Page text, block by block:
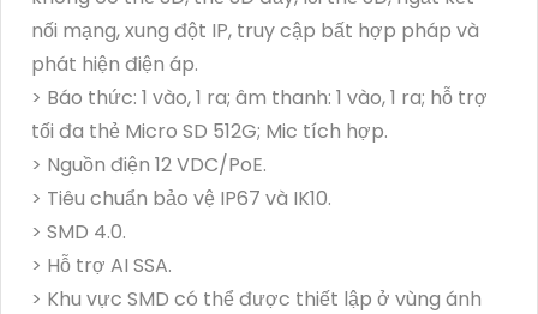
nối mạng, xung đột IP, truy cập bất hợp pháp và
phát hiện điện áp.
> Báo thức: 1 vào, 1 ra; âm thanh: 1 vào, 1 ra; hỗ trợ
tối đa thẻ Micro SD 512G; Mic tích hợp.
> Nguồn điện 12 VDC/PoE.
> Tiêu chuẩn bảo vệ IP67 và IK10.
> SMD 4.0.
> Hỗ trợ AI SSA.
> Khu vực SMD có thể được thiết lập ở vùng ánh